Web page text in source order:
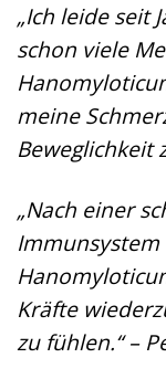
„Ich leide seit
schon viele
meine
Beweglichkeit
„Nach einer
Kräfte
zu fühlen.“ –